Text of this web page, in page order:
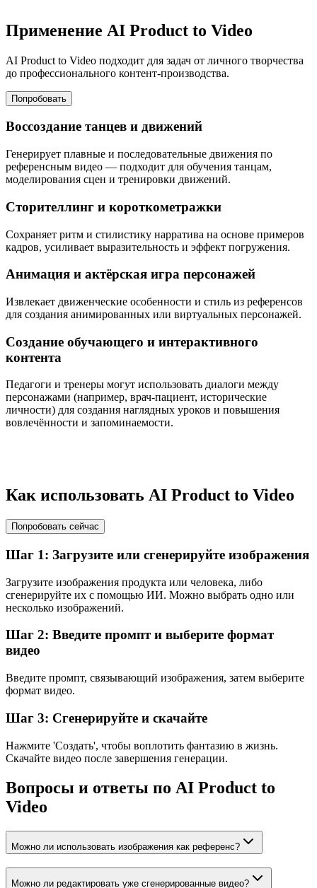
Применение AI Product to Video
AI Product to Video подходит для задач от личного творчества
до профессионального контент-производства.
Попробовать
Воссоздание танцев и движений
Генерирует плавные и последовательные движения по
референсным видео — подходит для обучения танцам,
моделирования сцен и тренировки движений.
Сторителлинг и короткометражки
Сохраняет ритм и стилистику нарратива на основе примеров
кадров, усиливает выразительность и эффект погружения.
Анимация и актёрская игра персонажей
Извлекает движенческие особенности и стиль из референсов
для создания анимированных или виртуальных персонажей.
Создание обучающего и интерактивного
контента
Педагоги и тренеры могут использовать диалоги между
персонажами (например, врач-пациент, исторические
личности) для создания наглядных уроков и повышения
вовлечённости и запоминаемости.
Как использовать AI Product to Video
Попробовать сейчас
Шаг 1: Загрузите или сгенерируйте изображения
Загрузите изображения продукта или человека, либо
сгенерируйте их с помощью ИИ. Можно выбрать одно или
несколько изображений.
Шаг 2: Введите промпт и выберите формат
видео
Введите промпт, связывающий изображения, затем выберите
формат видео.
Шаг 3: Сгенерируйте и скачайте
Нажмите 'Создать', чтобы воплотить фантазию в жизнь.
Скачайте видео после завершения генерации.
Вопросы и ответы по AI Product to
Video
Можно ли использовать изображения как референс?
Можно ли редактировать уже сгенерированные видео?